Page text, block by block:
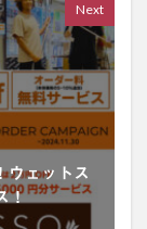
Next
ウェットス
！